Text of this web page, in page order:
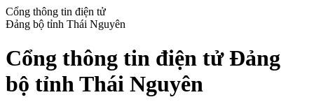
Cổng thông tin điện tử
Đảng bộ tỉnh Thái Nguyên
Cổng thông tin điện tử Đảng
bộ tỉnh Thái Nguyên